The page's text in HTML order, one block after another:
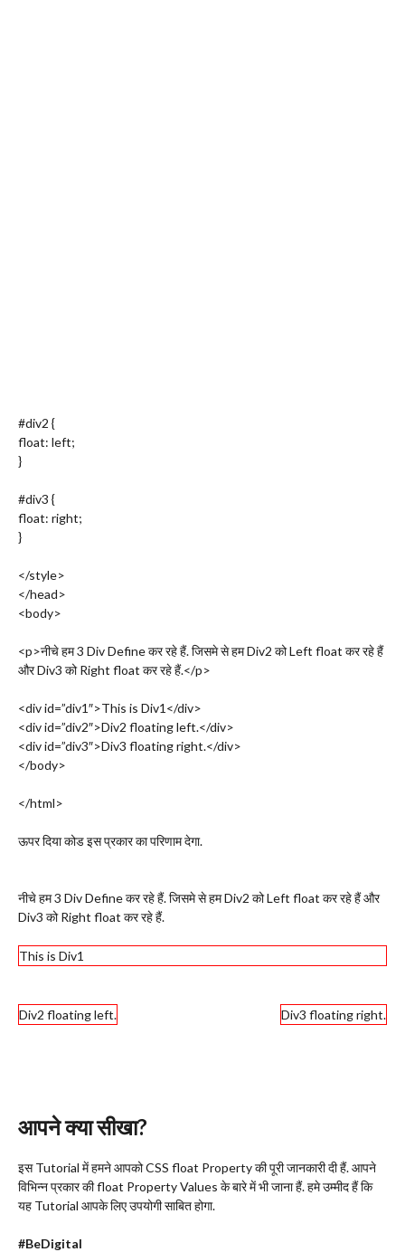
#div2 {
float: left;
}
#div3 {
float: right;
}
</style>
</head>
<body>
<p>नीचे हम 3 Div Define कर रहे हैं. जिसमे से हम Div2 को Left float कर रहे हैं
और Div3 को Right float कर रहे हैं.</p>
<div id=”div1″>This is Div1</div>
<div id=”div2″>Div2 floating left.</div>
<div id=”div3″>Div3 floating right.</div>
</body>
</html>
ऊपर दिया कोड इस प्रकार का परिणाम देगा.
नीचे हम 3 Div Define कर रहे हैं. जिसमे से हम Div2 को Left float कर रहे हैं और
Div3 को Right float कर रहे हैं.
This is Div1
Div2 floating left. Div3 floating right.
आपने क्या सीखा?
इस Tutorial में हमने आपको CSS float Property की पूरी जानकारी दी हैं. आपने
विभिन्न प्रकार की float Property Values के बारे में भी जाना हैं. हमे उम्मीद हैं कि
यह Tutorial आपके लिए उपयोगी साबित होगा.
#BeDigital